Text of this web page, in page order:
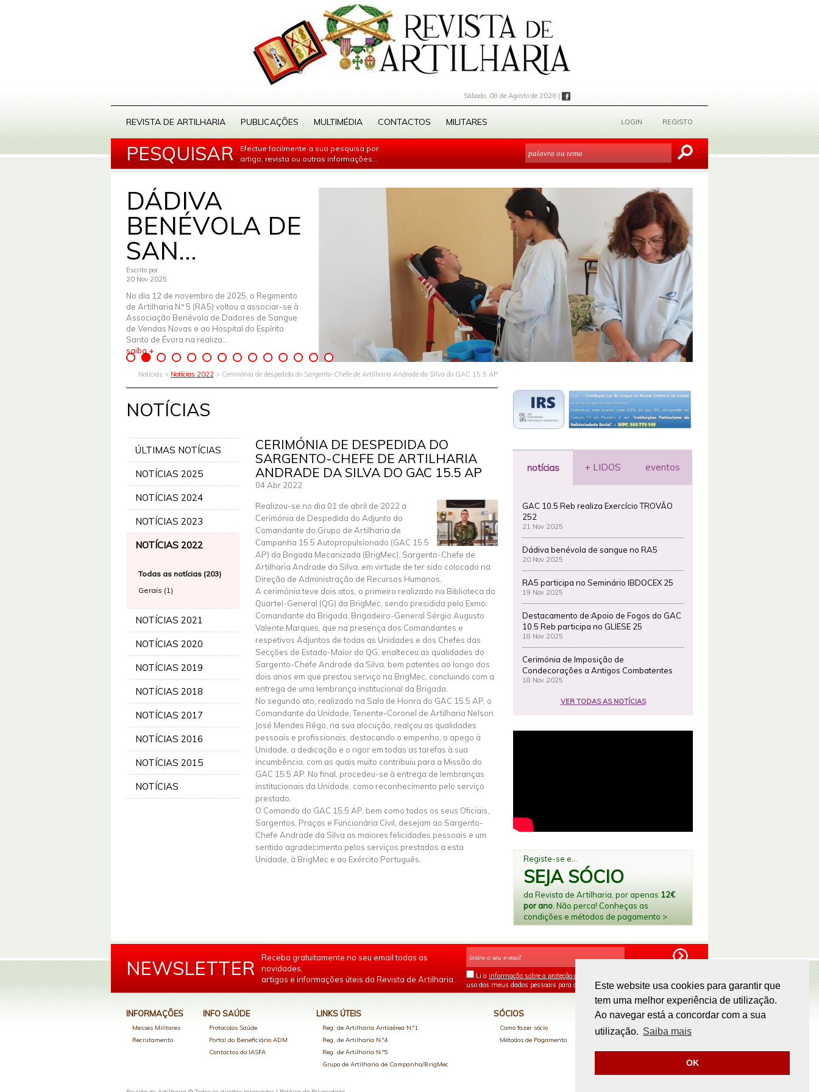
Este website usa cookies para garantir que
tem uma melhor experiência de utilização.
Ao navegar está a concordar com a sua
utilização. Saiba mais
OK
Sábado, 08 de Agosto de 2026 |
REVISTA DE ARTILHARIA PUBLICAÇÕES MULTIMÉDIA CONTACTOS MILITARES LOGIN REGISTO
PESQUISAR
Efectue facilmente a sua pesquisa por
artigo, revista ou outras informações...
DÁDIVA
BENÉVOLA DE
SAN...
Escrito por
20 Nov 2025
No dia 12 de novembro de 2025, o Regimento
de Artilharia N.º 5 (RA5) voltou a associar-se à
Associação Benévola de Dadores de Sangue
de Vendas Novas e ao Hospital do Espírito
Santo de Évora na realiza...
saiba +
Notícias > Notícias 2022 > Cerimónia de despedida do Sargento-Chefe de Artilharia Andrade da Silva do GAC 15.5 AP
NOTÍCIAS
ÚLTIMAS NOTÍCIAS
NOTÍCIAS 2025
NOTÍCIAS 2024
NOTÍCIAS 2023
NOTÍCIAS 2022
Todas as notícias (203)
Gerais (1)
NOTÍCIAS 2021
NOTÍCIAS 2020
NOTÍCIAS 2019
NOTÍCIAS 2018
NOTÍCIAS 2017
NOTÍCIAS 2016
NOTÍCIAS 2015
NOTÍCIAS
CERIMÓNIA DE DESPEDIDA DO
SARGENTO-CHEFE DE ARTILHARIA
ANDRADE DA SILVA DO GAC 15.5 AP
04 Abr 2022
Realizou-se no dia 01 de abril de 2022 a
Cerimónia de Despedida do Adjunto do
Comandante do Grupo de Artilharia de
Campanha 15.5 Autopropulsionado (GAC 15.5
AP) da Brigada Mecanizada (BrigMec), Sargento-Chefe de
Artilharia Andrade da Silva, em virtude de ter sido colocado na
Direção de Administração de Recursos Humanos.
A cerimónia teve dois atos, o primeiro realizado na Biblioteca do
Quartel-General (QG) da BrigMec, sendo presidida pelo Exmo.
Comandante da Brigada, Brigadeiro-General Sérgio Augusto
Valente Marques, que na presença dos Comandantes e
respetivos Adjuntos de todas as Unidades e dos Chefes das
Secções de Estado-Maior do QG, enalteceu as qualidades do
Sargento-Chefe Andrade da Silva, bem patentes ao longo dos
dois anos em que prestou serviço na BrigMec, concluindo com a
entrega de uma lembrança institucional da Brigada.
No segundo ato, realizado na Sala de Honra do GAC 15.5 AP, o
Comandante da Unidade, Tenente-Coronel de Artilharia Nelson
José Mendes Rêgo, na sua alocução, realçou as qualidades
pessoais e profissionais, destacando o empenho, o apego à
Unidade, a dedicação e o rigor em todas as tarefas à sua
incumbência, com as quais muito contribuiu para a Missão do
GAC 15.5 AP. No final, procedeu-se à entrega de lembranças
institucionais da Unidade, como reconhecimento pelo serviço
prestado.
O Comando do GAC 15.5 AP, bem como todos os seus Oficiais,
Sargentos, Praças e Funcionária Civil, desejam ao Sargento-
Chefe Andrade da Silva as maiores felicidades pessoais e um
sentido agradecimento pelos serviços prestados a esta
Unidade, à BrigMec e ao Exército Português.
notícias + LIDOS eventos
GAC 10.5 Reb realiza Exercício TROVÃO
252
21 Nov 2025
Dádiva benévola de sangue no RA5
20 Nov 2025
RA5 participa no Seminário IBDOCEX 25
19 Nov 2025
Destacamento de Apoio de Fogos do GAC
10.5 Reb participa no GLIESE 25
18 Nov 2025
Cerimónia de Imposição de
Condecorações a Antigos Combatentes
18 Nov 2025
VER TODAS AS NOTÍCIAS
Registe-se e...
SEJA SÓCIO
da Revista de Artilharia, por apenas 12€
por ano. Não perca! Conheças as
condições e métodos de pagamento >
NEWSLETTER
Receba gratuitamente no seu email todas as
novidades,
artigos e informações úteis da Revista de Artilharia.
Li a informação sobre a proteção de dados
uso dos meus dados pessoais para os fins mencionados.
INFORMAÇÕES
Messes Militares
Recrutamento
INFO SAÚDE
Protocolos Saúde
Portal do Beneficiário ADM
Contactos do IASFA
LINKS ÚTEIS
Reg. de Artilharia Antiaérea N.º1
Reg. de Artilharia N.º4
Reg. de Artilharia N.º5
Grupo de Artilharia de Campanha/BrigMec
SÓCIOS
Como fazer sócio
Métodos de Pagamento
PAGAMENTOS ONLINE